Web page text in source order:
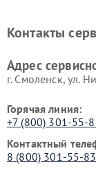
DeLonghi
Контакты
Адрес
г. Смоленск, ул.
Горячая линия:
+7 (800) 301-55-
Контактный
8 (800) 301-55-83